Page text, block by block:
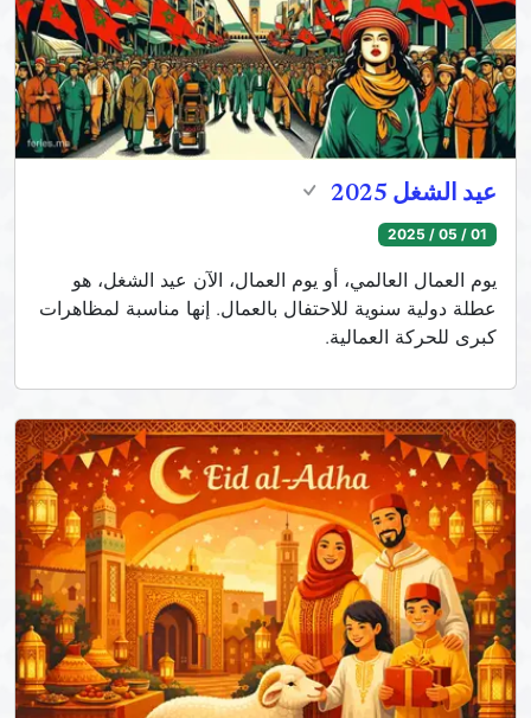
عيد الشغل 2025
01 / 05 / 2025
يوم العمال العالمي، أو يوم العمال، الآن عيد الشغل، هو
عطلة دولية سنوية للاحتفال بالعمال. إنها مناسبة لمظاهرات
كبرى للحركة العمالية.